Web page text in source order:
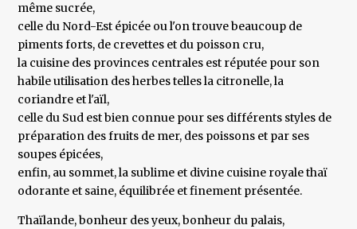
même sucrée,
celle du Nord-Est épicée ou l'on trouve beaucoup de
piments forts, de crevettes et du poisson cru,
la cuisine des provinces centrales est réputée pour son
habile utilisation des herbes telles la citronelle, la
coriandre et l'aïl,
celle du Sud est bien connue pour ses différents styles de
préparation des fruits de mer, des poissons et par ses
soupes épicées,
enfin, au sommet, la sublime et divine cuisine royale thaï
odorante et saine, équilibrée et finement présentée.
Thaïlande, bonheur des yeux, bonheur du palais,